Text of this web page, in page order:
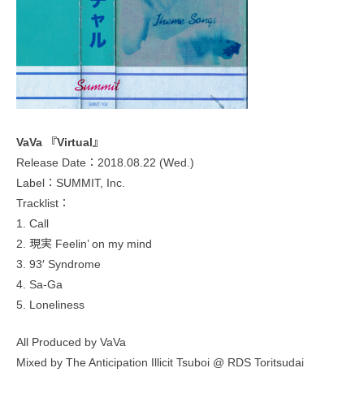
VaVa 『Virtual』
Release Date：2018.08.22 (Wed.)
Label：SUMMIT, Inc.
Tracklist：
1. Call
2. 現実 Feelin’ on my mind
3. 93′ Syndrome
4. Sa-Ga
5. Loneliness
All Produced by VaVa
Mixed by The Anticipation Illicit Tsuboi @ RDS Toritsudai